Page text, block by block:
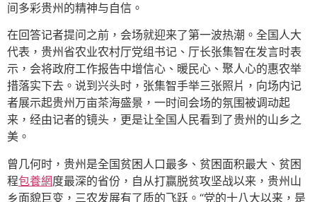
间多彩贵州的精神与自信。
在回答记者提问之前，会场就迎来了第一波热潮。全国人大
代表，贵州省农业农村厅党组书记、厅长张集智在发言时表
示，会将政府工作报告中增信心、暖民心、聚人心的惠农举
措落实下去。说到兴头时，张集智手举三张照片，向场内记
者展示起贵州万亩茶海盛景，一时间会场的氛围被调动起
来，经由记者的镜头，更是让全国人民看到了贵州的山乡之
美。
曾几何时，贵州是全国贫困人口最多、贫困面积最大、贫困
程包養網度最深的省份，自从打赢脱贫攻坚战以来，贵州山
乡面貌巨变，三农发展有了质的飞跃。“党的十八大以来，是